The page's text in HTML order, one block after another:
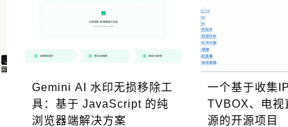
Gemini AI 水印无损移除工
具：基于 JavaScript 的纯
浏览器端解决方案
一个基于收集
TVBOX、电视
源的开源项目